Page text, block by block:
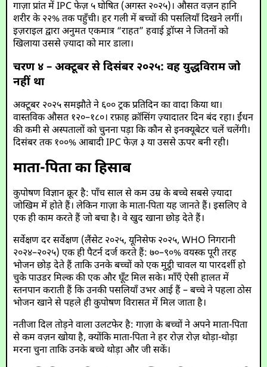
गाज़ा प्रांत में IPC फेज़ ५ घोषित (अगस्त २०२५)। औसत वज़न हानि
शरीर के २२% तक पहुँची। हर गली में बच्चों की पसलियाँ दिखने लगीं।
इज़राइल द्वारा अनुमत एकमात्र “राहत” हवाई ड्रॉप्स ने जितनों को
खिलाया उससे ज़्यादा को मार डाला।
चरण ४ – अक्टूबर से दिसंबर २०२५: वह युद्धविराम जो
नहीं था
अक्टूबर २०२५ समझौते ने ६०० ट्रक प्रतिदिन का वादा किया था।
वास्तविक औसत १२०–१८०। रफ़ाह क्रॉसिंग ज़्यादातर दिन बंद रहा। ईंधन
की कमी से अस्पतालों को चुनना पड़ा कि कौन से इनक्यूबेटर चलें चलेंगी।
दिसंबर तक १००% आबादी IPC फेज़ ३ या उससे ऊपर बनी रही।
माता-पिता का हिसाब
कुपोषण विज्ञान क्रूर है: पाँच साल से कम उम्र के बच्चे सबसे ज़्यादा
जोखिम में होते हैं। लेकिन गाज़ा के माता-पिता यह जानते हैं। इसलिए वे
एक ही काम करते हैं जो बचा है। वे खुद खाना छोड़ देते हैं।
सर्वेक्षण दर सर्वेक्षण (लैंसेट २०२५, यूनिसेफ २०२५, WHO निगरानी
२०२४–२०२५) एक ही पैटर्न दर्ज करते हैं: ७०–९०% वयस्क पूरी तरह
भोजन छोड़ देते हैं ताकि उनके बच्चों को एक मुट्ठी चावल या पारदर्शी हो
चुके पाउडर मिल्क की एक और घूँट मिल सके। माँएँ ऐसी हालत में
स्तनपान कराती हैं कि उनकी पसलियाँ उभर आई हैं – बच्चे ने पहला ठोस
भोजन खाने से पहले ही कुपोषण विरासत में मिल जाता है।
नतीजा दिल तोड़ने वाला उलटफेर है: गाज़ा के बच्चों ने अपने माता-पिता
से कम वज़न खोया है, क्योंकि माता-पिता ने हर रोज़ रोज़ थोड़ा-थोड़ा
मरना चुना ताकि उनके बच्चे थोड़ा और जी सकें।